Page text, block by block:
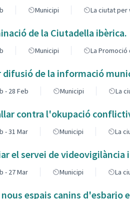
Municipi La ciutat per
de la Ciutadella ibèrica.
Municipi La Promoció
difusió de la informació
- 28 Feb Municipi La
contra l'okupació
- 31 Mar Municipi La
el servei de videovigilància
- 27 Mar Municipi La
nous espais canins d'esbarjo